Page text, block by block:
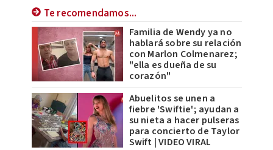
Te recomendamos...
Familia de Wendy ya no
hablará sobre su relación
con Marlon Colmenarez;
"ella es dueña de su
corazón"
Abuelitos se unen a
fiebre 'Swiftie'; ayudan a
su nieta a hacer pulseras
para concierto de Taylor
Swift | VIDEO VIRAL